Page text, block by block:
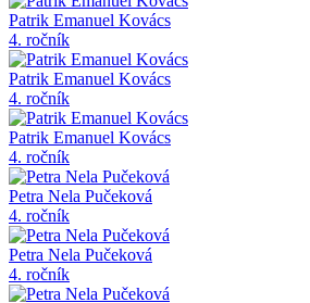
Patrik Emanuel Kovács
4. ročník
Patrik Emanuel Kovács
4. ročník
Patrik Emanuel Kovács
4. ročník
Petra Nela Pučeková
4. ročník
Petra Nela Pučeková
4. ročník